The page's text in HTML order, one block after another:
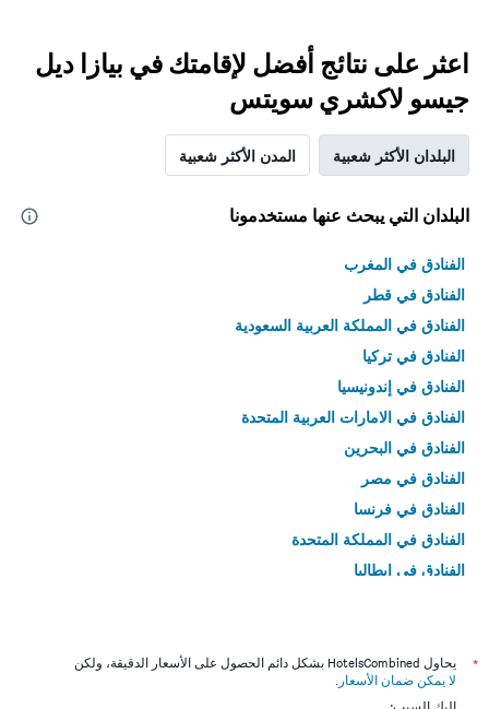
اعثر على نتائج أفضل لإقامتك في بيازا ديل
جيسو لاكشري سويتس
البلدان الأكثر شعبية المدن الأكثر شعبية
البلدان التي يبحث عنها مستخدمونا
الفنادق في المغرب
الفنادق في قطر
الفنادق في المملكة العربية السعودية
الفنادق في تركيا
الفنادق في إندونيسيا
الفنادق في الامارات العربية المتحدة
الفنادق في البحرين
الفنادق في مصر
الفنادق في فرنسا
الفنادق في المملكة المتحدة
الفنادق في إيطاليا
*
يحاول HotelsCombined بشكل دائم الحصول على الأسعار الدقيقة، ولكن
لا يمكن ضمان الأسعار .